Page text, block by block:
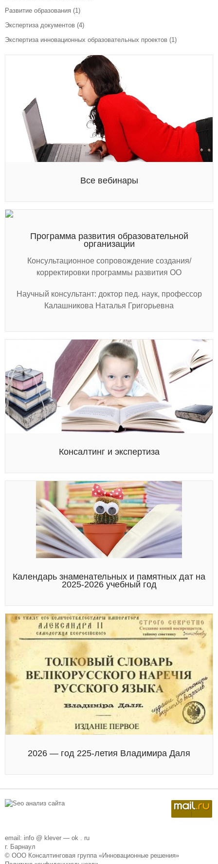
Развитие образования (1)
Экспертиза документов (4)
Экспертиза инновационных образовательных проектов (1)
Все вебинары
Программа развития образовательной
организации
Консультационное сопровождение создания/
корректировки программы развития ОО
Научный консультант: доктор пед. наук, профессор
Калашникова Наталья Григорьевна
Консалтинг и экспертиза
Календарь знаменательных и памятных дат на
2025-2026 учебный год
2026 — год 225-летия Владимира Даля
email: info @ klever — ok . ru
г. Барнаул
© ООО Консалтинговая группа «Инновационные решения»